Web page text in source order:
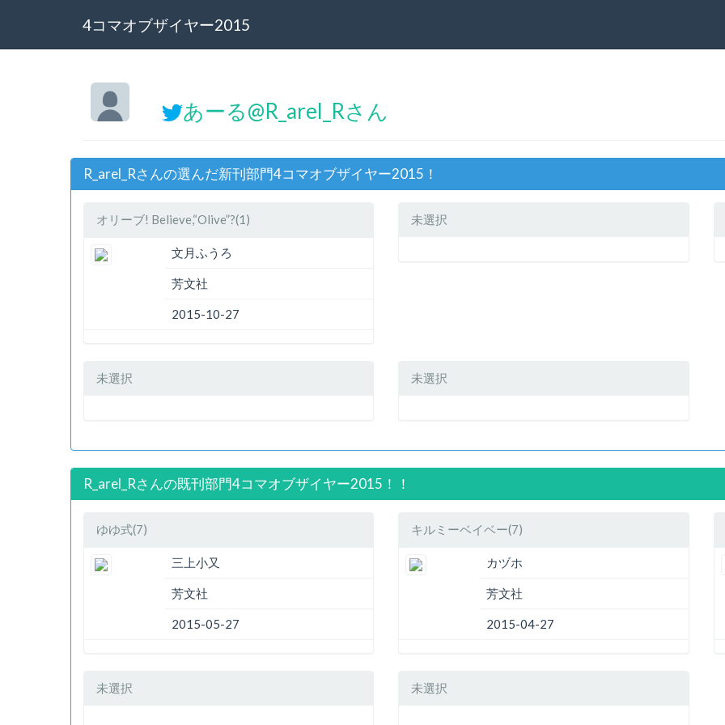
4コマオブザイヤー2015
あーる@R_arel_Rさん
R_arel_Rさんの選んだ新刊部門4コマオブザイヤー2015！
オリーブ! Believe,“Olive”?(1)
文月ふうろ
芳文社
2015-10-27
未選択
未選択 未選択
R_arel_Rさんの既刊部門4コマオブザイヤー2015！！
ゆゆ式(7)
三上小又
芳文社
2015-05-27
キルミーベイベー(7)
カヅホ
芳文社
2015-04-27
未選択 未選択